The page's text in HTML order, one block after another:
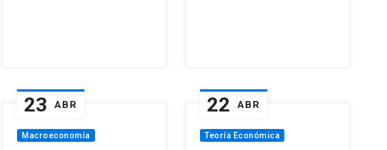
23 ABR
Macroeconomía
22 ABR
Teoría Económica